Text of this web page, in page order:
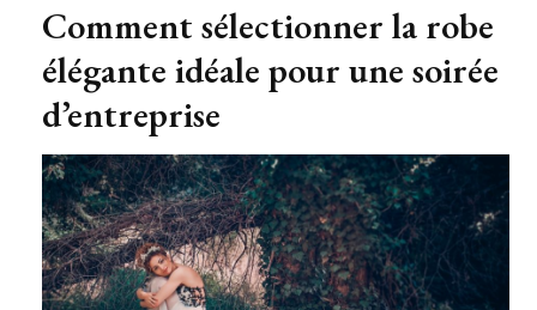
Comment sélectionner la robe
élégante idéale pour une soirée
d’entreprise